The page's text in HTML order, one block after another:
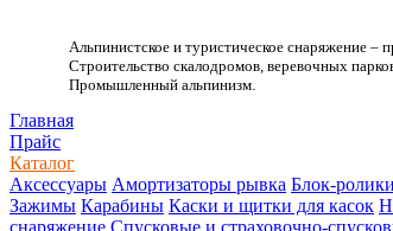
Альпинистское и туристическое снаряжение –
Строительство скалодромов, веревочных
Промышленный альпинизм.
Главная
Прайс
Каталог
Аксессуары Амортизаторы рывка Блок-
Зажимы Карабины Каски и щитки для касок
снаряжение Спусковые и страховочно-